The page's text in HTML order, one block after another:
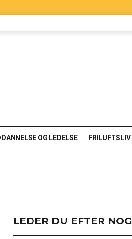
OG LEDELSE FRILUFTSLIV
LEDER DU EFTER